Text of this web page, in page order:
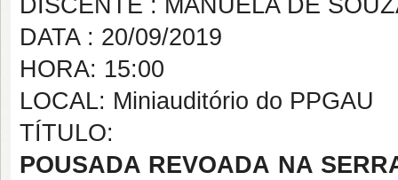
DISCENTE : MANUELA DE
DATA : 20/09/2019
HORA: 15:00
LOCAL: Miniauditório do PPGAU
TÍTULO:
POUSADA REVOADA NA